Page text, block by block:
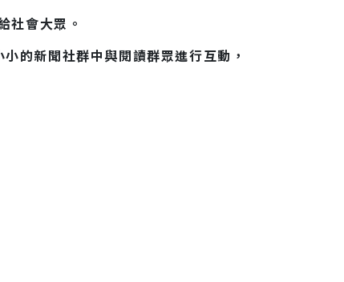
社會大眾。
的新聞社群中與閱讀群眾進行互動，